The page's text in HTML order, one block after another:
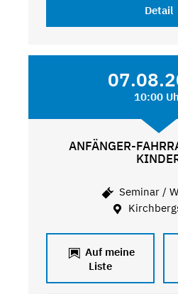
Detail
10:00
ANFÄNGER-
Seminar /
Auf meine
Liste